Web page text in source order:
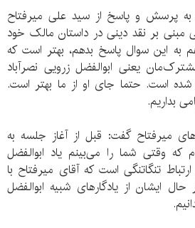
به پرسش و پاسخ از سید علی میرفتاح
مبنی بر نقد دینی در داستان مالک خود
به این سوال پاسخ بدهم، بهتر است که
یعنی ابوالفضل زرویی نصرآباد
است. حتما جای او از ما بهتر است.
بداریم.
میرفتاح گفت: قبل از آغاز جلسه به
وقتی شما را می‌بینم یاد ابوالفضل
تنگاتنگی است که آقای میرفتاح با
ایشان از یادگارهای شبیه ابوالفضل